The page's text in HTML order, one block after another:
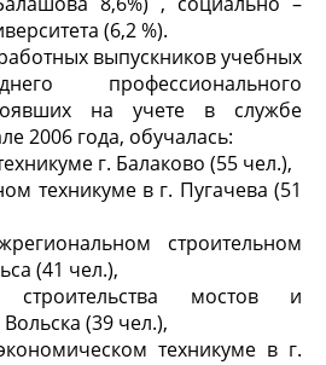
(6,2 %).
выпускников учебных
профессионального
на учете в службе
2006 года, обучалась:
г. Балаково (55 чел.),
техникуме в г. Пугачева (51
строительном
(41 чел.),
мостов и
(39 чел.),
техникуме в г.